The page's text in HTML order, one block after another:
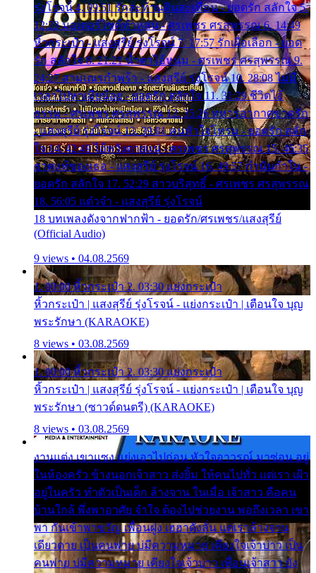
รุ่งโรจน์ 4. 09:51 รักสะท้านดินสะเทือน - ยอดรัก สลักใจ 5.
12:23 มอเตอร์ไซค์ทำหล่น - ศรเพชร ศรสุพรรณ 6. 14:49
หิ้วกระเป๋า - แสงสุรีย์ รุ่งโรจน์ 7. 17:57 รักเผื่อเลือก - ยอด
รัก สลักใจ 8. 21:21 น้ำตาไอ้หนุ่ม - ศรเพชร ศรสุพรรณ 9.
24:27 สามเณรกำพร้า - แสงสุรีย์ รุ่งโรจน์ 10. 28:08 ไม่มี
เวลาไปหาเมียน้อย - ยอดรัก สลักใจ 11. 31:29 ชีวิตไอ้
ธรรม - ศรเพชร ศรสุพรรณ 12. 35:26 ทหารอากาศขาดรัก
- แสงสุรีย์ รุ่งโรจน์ 13. 39:01 คนหัวใจโทรม - ยอดรัก สลัก
ใจ 14. 42:49 ไอ้หวังตายแน่ - ศรเพชร ศรสุพรรณ 15. 46:35
ธาตุแท้ของเธอ - แสงสุรีย์ รุ่งโรจน์ 16. 49:57 กำนันกำใน -
ยอดรัก สลักใจ 17. 52:29 สาวบริสุทธิ์ - ศรเพชร ศรสุพรรณ
18. 56:05 แต๋วจ๋า - แสงสุรีย์ รุ่งโรจน์
18 บทเพลงดังจากฟากฟ้า - ยอดรัก/ศรเพชร/แสงสุรีย์
(Official Audio)
9 views • 04.08.2569
1. 00:00 หิ้วกระเป๋า 2. 03:30 แย่งกระเป๋า
หิ้วกระเป๋า | แสงสุรีย์ รุ่งโรจน์ - แย่งกระเป๋า | เตือนใจ บุญ
พระรักษา (KARAOKE)
8 views • 03.08.2569
1. 00:00 หิ้วกระเป๋า 2. 03:30 แย่งกระเป๋า
หิ้วกระเป๋า | แสงสุรีย์ รุ่งโรจน์ - แย่งกระเป๋า | เตือนใจ บุญ
พระรักษา (ซาวด์ดนตรี) (KARAOKE)
8 views • 03.08.2569
งานแต่ง เขาแซง แย่งเอาไปก่อน หัวใจอาวรณ์ มาซ่อน อยู่
ในห้องครัว ข้างนอกเจ้าสาว ส่งยิ้ม ให้คนไปทั่ว แต่เรา เฝ้า
อยู่ในครัว ทำตัวเป็นเด็ก ล้างจาน ในเมื่อ เจ้าสาว คือคน
บ้านใกล้ พึ่งพาอาศัย จำใจ ต้องไปช่วยงาน พอถึงเวลา เขา
พา กันเข้าพาขวัญ เพื่อนฝูง เฮฮาดังลั่น แต่เราล้างจาน
เดียวดาย เป็นคนพ่าย บ่มีความหมาย เคียงใจเจ้าบ่าว เป็น
คนพ่าย บ่มีความหมาย เคียงใจเจ้าบ่าว เพื่อนเจ้าสาว ยัง